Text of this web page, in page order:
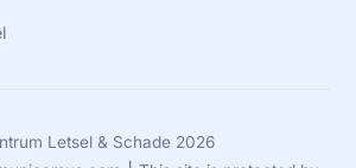
Letsel & Schade 2026